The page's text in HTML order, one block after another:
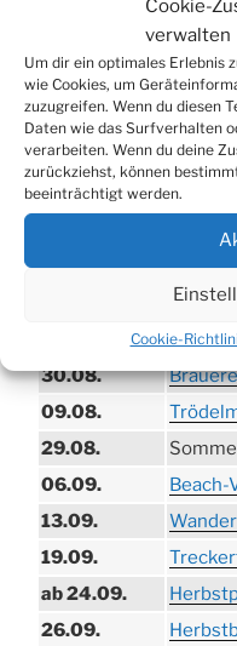
Cookie-
verwalten
Um dir ein optimales Erlebnis
wie Cookies, um
zuzugreifen. Wenn du diesen
Daten wie das Surfverhalten
verarbeiten. Wenn du deine
zurückziehst, können
beeinträchtigt werden.
Cookie-
30.08.
09.08.
29.08.
06.09.
Beach-
13.09.
19.09.
ab 24.09.
26.09.